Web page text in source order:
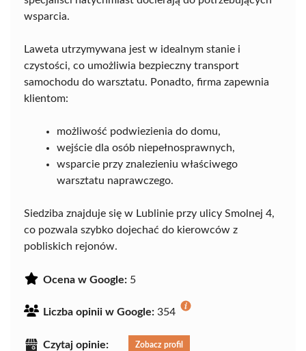
wsparcia.
Laweta utrzymywana jest w idealnym stanie i
czystości, co umożliwia bezpieczny transport
samochodu do warsztatu. Ponadto, firma zapewnia
klientom:
możliwość podwiezienia do domu,
wejście dla osób niepełnosprawnych,
wsparcie przy znalezieniu właściwego
warsztatu naprawczego.
Siedziba znajduje się w Lublinie przy ulicy Smolnej 4,
co pozwala szybko dojechać do kierowców z
pobliskich rejonów.
Ocena w Google: 5
Liczba opinii w Google: 354
Czytaj opinie: Zobacz profil